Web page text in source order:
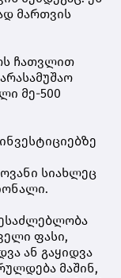
მართვის
ჩათვლით
მე-500
სიახლეც
ფასი,
ან გაყიდვა
მაშინ,